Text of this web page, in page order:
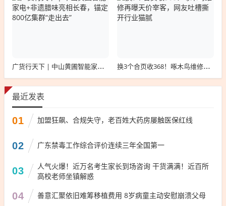
广货行天下 | 中山黄圃智能家电+非遗腊味亮相长春，锚定800亿集群“走出去” 换3个合页收368！啄木鸟维修再曝天价宰客，网友吐槽撕开行业猫腻
最近发表
01 加盟狂飙、合规失守，老百姓大药房屡触医保红线
02 广东禁毒工作综合评价连续三年全国第一
03
人气火爆！近万名考生家长到场咨询 干货满满！近百所
高校老师坐镇解惑
04 善意汇聚依旧难筹移植费用 8岁病童主动安慰崩溃父母